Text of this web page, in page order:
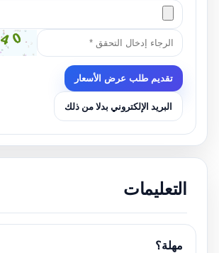
تقديم طلب عرض الأسعار
البريد الإلكتروني بدلا من ذلك
التعليمات
مهلة؟